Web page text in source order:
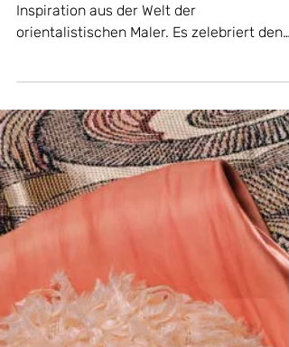
FW 27/28
Boheme
Das Thema „Bohemian“ schöpft seine
Inspiration aus der Welt der
orientalistischen Maler. Es zelebriert den
Reichtum dekorativer Traditionen durch
eine Auswahl an Stoffen aus luxuriösen